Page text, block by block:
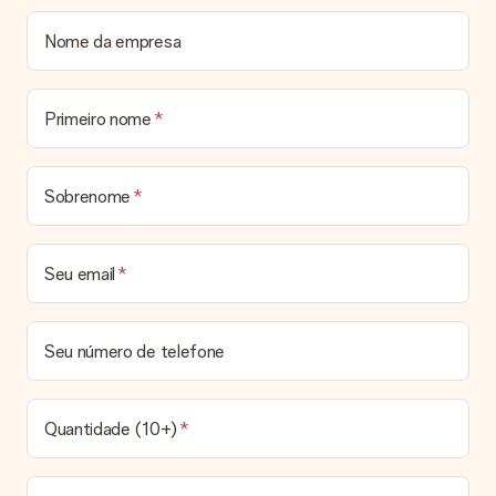
ao seu presente! Assim, o destinatário saberá quem lhe
enviou o presente.
O meu presente vai embrulhado?
De momento, ainda não oferecemos um serviço de embrulho.
Entregamos todos os nossos presentes numa embalagem
destinatário.
Prazo de entrega, opções de entrega e portes
de envio
Posso escolher uma data específica para entrega?
Infelizmente, não é possível escolher uma data específica
para entrega. Assim que concluirmos o seu pedido, uma
confirmação com as datas estimadas de entrega ser-lhe-á
enviada por email. Assim que o seu pedido for expedido, a
transportadora ficará encarregada de entregar o mesmo.
Qual é o prazo de entrega e quando recebo o meu
presente?
Todos os prazos de entrega podem ser encontrados na
Nome da empresa
Primeiro nome
Sobrenome
Seu email
Seu número de telefone
Quantidade (10+)